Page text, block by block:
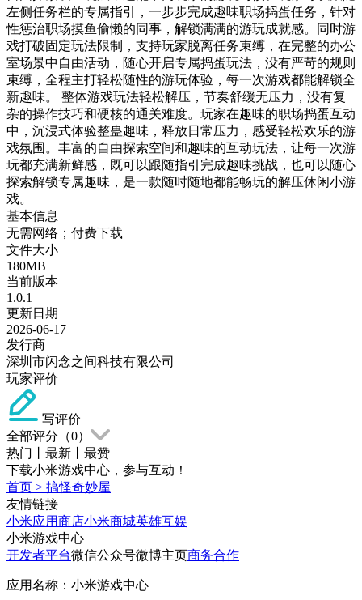
左侧任务栏的专属指引，一步步完成趣味职场捣蛋任务，针对
性惩治职场摸鱼偷懒的同事，解锁满满的游玩成就感。同时游
戏打破固定玩法限制，支持玩家脱离任务束缚，在完整的办公
室场景中自由活动，随心开启专属捣蛋玩法，没有严苛的规则
束缚，全程主打轻松随性的游玩体验，每一次游戏都能解锁全
新趣味。 整体游戏玩法轻松解压，节奏舒缓无压力，没有复
杂的操作技巧和硬核的通关难度。玩家在趣味的职场捣蛋互动
中，沉浸式体验整蛊趣味，释放日常压力，感受轻松欢乐的游
戏氛围。丰富的自由探索空间和趣味的互动玩法，让每一次游
玩都充满新鲜感，既可以跟随指引完成趣味挑战，也可以随心
探索解锁专属趣味，是一款随时随地都能畅玩的解压休闲小游
戏。
基本信息
无需网络；付费下载
文件大小
180MB
当前版本
1.0.1
更新日期
2026-06-17
发行商
深圳市闪念之间科技有限公司
玩家评价
写评价
全部评分（0）
热门
最新
最赞
下载小米游戏中心，参与互动！
首页 > 搞怪奇妙屋
友情链接
小米应用商店小米商城英雄互娱
小米游戏中心
开发者平台微信公众号微博主页商务合作
应用名称：小米游戏中心